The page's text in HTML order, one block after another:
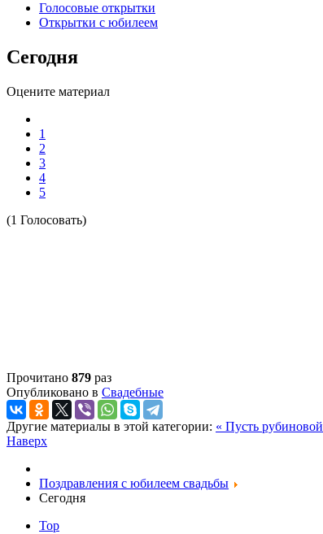
Голосовые открытки
Открытки с юбилеем
Сегодня
Оцените материал
1
2
3
4
5
(1 Голосовать)
Прочитано 879 раз
Опубликовано в Свадебные
Другие материалы в этой категории: « Пусть рубиновой
Наверх
Поздравления с юбилеем свадьбы
Сегодня
Top